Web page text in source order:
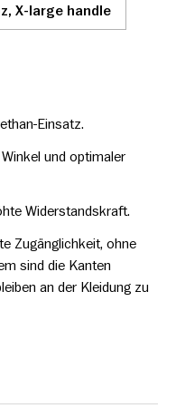
X-large handle
Einsatz.
und optimaler
Widerstandskraft.
Zugänglichkeit, ohne
sind die Kanten
an der Kleidung zu